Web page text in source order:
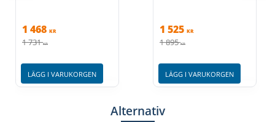
1 468 KR
1 731 KR
LÄGG I VARUKORGEN
1 525 KR
1 895 KR
LÄGG I VARUKORGEN
Alternativ